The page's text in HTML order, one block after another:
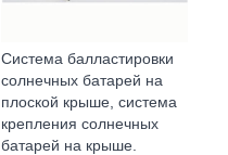
Система балластировки
солнечных батарей на
плоской крыше, система
крепления солнечных
батарей на крыше.